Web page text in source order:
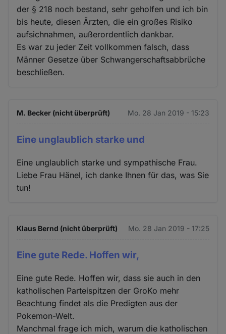
der § 218 noch bestand, sehr geholfen und ich bin
bis heute, diesen Ärzten, die ein großes Risiko
aufsichnahmen, außerordentlich dankbar.
Es war zu jeder Zeit vollkommen falsch, dass
Männer Gesetze über Schwangerschaftsabbrüche
beschließen.
M. Becker (nicht überprüft) Mo. 28 Jan 2019 - 15:23
Eine unglaublich starke und
Eine unglaublich starke und sympathische Frau.
Liebe Frau Hänel, ich danke Ihnen für das, was Sie
tun!
Klaus Bernd (nicht überprüft) Mo. 28 Jan 2019 - 17:25
Eine gute Rede. Hoffen wir,
Eine gute Rede. Hoffen wir, dass sie auch in den
katholischen Parteispitzen der GroKo mehr
Beachtung findet als die Predigten aus der
Pokemon-Welt.
Manchmal frage ich mich, warum die katholischen